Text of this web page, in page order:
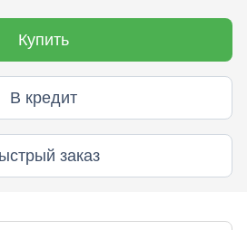
Купить
В кредит
заказ